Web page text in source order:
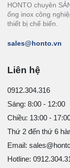
HONTO chuyên
ống inox công
thiết bị chế biến.
sales@honto.vn
Liên hệ
0912.304.316
Sáng: 8:00 - 12:00
Chiều: 13:00 -
Thứ 2 đến thứ 6
Email:
Hotline: